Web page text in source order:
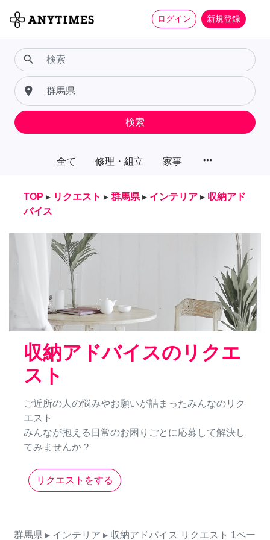
ログイン 新規登録
全て 修理・組立 家事 more_horiz
search
place
検索
TOP ▸ リクエスト ▸ 群馬県 ▸ インテリア ▸ 収納アド
バイス
収納アドバイスのリクエ
スト
ご近所の人の悩みやお願いが詰まったみんなのリク
エスト
みんなが抱える日常のお困りごとに応募して解決し
てみませんか？
リクエストをする
群馬県 ▸ インテリア ▸ 収納アドバイス リクエスト 1ペー